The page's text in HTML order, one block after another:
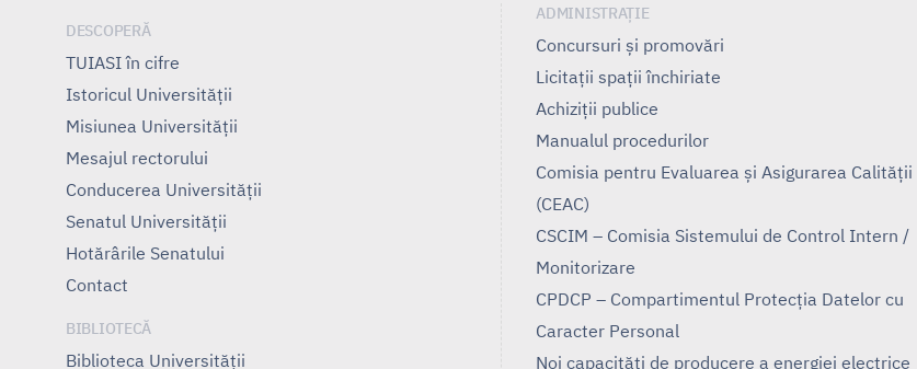
DESCOPERĂ
TUIASI în cifre
Istoricul Universităţii
Misiunea Universităţii
Mesajul rectorului
Conducerea Universităţii
Senatul Universității
Hotărârile Senatului
Contact
BIBLIOTECĂ
Biblioteca Universității
ADMINISTRAȚIE
Concursuri și promovări
Licitații spații închiriate
Achiziții publice
Manualul procedurilor
Comisia pentru Evaluarea și Asigurarea Calității
(CEAC)
CSCIM – Comisia Sistemului de Control Intern /
Monitorizare
CPDCP – Compartimentul Protecția Datelor cu
Caracter Personal
Noi capacități de producere a energiei electrice